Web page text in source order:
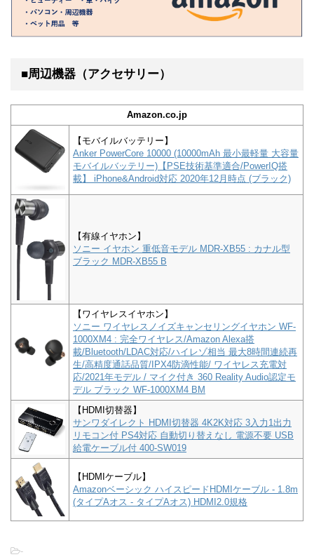
■周辺機器（アクセサリー）
Amazon.co.jp
【モバイルバッテリー】
Anker PowerCore 10000 (10000mAh 最小最軽量 大容量
モバイルバッテリー)【PSE技術基準適合/PowerIQ搭
載】 iPhone&Android対応 2020年12月時点 (ブラック)
【有線イヤホン】
ソニー イヤホン 重低音モデル MDR-XB55 : カナル型
ブラック MDR-XB55 B
【ワイヤレスイヤホン】
ソニー ワイヤレスノイズキャンセリングイヤホン WF-
1000XM4 : 完全ワイヤレス/Amazon Alexa搭
載/Bluetooth/LDAC対応/ハイレゾ相当 最大8時間連続再
生/高精度通話品質/IPX4防滴性能/ ワイヤレス充電対
応/2021年モデル / マイク付き 360 Reality Audio認定モ
デル ブラック WF-1000XM4 BM
【HDMI切替器】
サンワダイレクト HDMI切替器 4K2K対応 3入力1出力
リモコン付 PS4対応 自動切り替えなし 電源不要 USB
給電ケーブル付 400-SW019
【HDMIケーブル】
Amazonベーシック ハイスピードHDMIケーブル - 1.8m
(タイプAオス - タイプAオス) HDMI2.0規格
-